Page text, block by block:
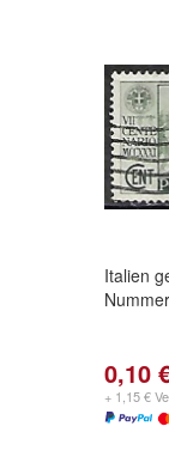
Italien
0,10
+ 1,15 €